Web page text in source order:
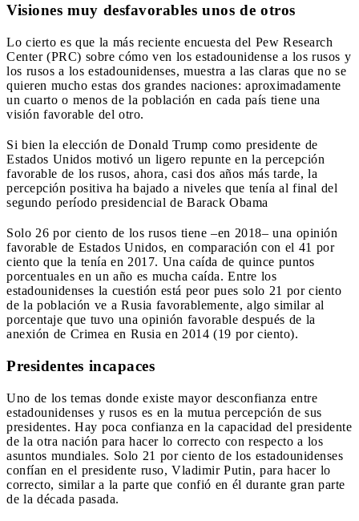
Visiones muy desfavorables unos de otros
Lo cierto es que la más reciente encuesta del Pew Research
Center (PRC) sobre cómo ven los estadounidense a los rusos y
los rusos a los estadounidenses, muestra a las claras que no se
quieren mucho estas dos grandes naciones: aproximadamente
un cuarto o menos de la población en cada país tiene una
visión favorable del otro.
Si bien la elección de Donald Trump como presidente de
Estados Unidos motivó un ligero repunte en la percepción
favorable de los rusos, ahora, casi dos años más tarde, la
percepción positiva ha bajado a niveles que tenía al final del
segundo período presidencial de Barack Obama
Solo 26 por ciento de los rusos tiene –en 2018– una opinión
favorable de Estados Unidos, en comparación con el 41 por
ciento que la tenía en 2017. Una caída de quince puntos
porcentuales en un año es mucha caída. Entre los
estadounidenses la cuestión está peor pues solo 21 por ciento
de la población ve a Rusia favorablemente, algo similar al
porcentaje que tuvo una opinión favorable después de la
anexión de Crimea en Rusia en 2014 (19 por ciento).
Presidentes incapaces
Uno de los temas donde existe mayor desconfianza entre
estadounidenses y rusos es en la mutua percepción de sus
presidentes. Hay poca confianza en la capacidad del presidente
de la otra nación para hacer lo correcto con respecto a los
asuntos mundiales. Solo 21 por ciento de los estadounidenses
confían en el presidente ruso, Vladimir Putin, para hacer lo
correcto, similar a la parte que confió en él durante gran parte
de la década pasada.